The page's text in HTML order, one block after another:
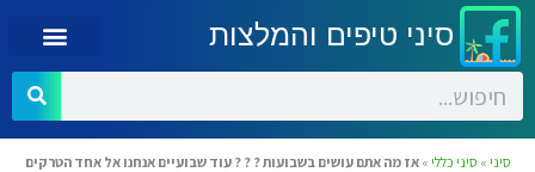
סיני טיפים והמלצות
סיני » סיני כללי »אז מה אתם עושים בשבועות ? ? ? עוד שבועיים אנחנו אל אחד הטרקים